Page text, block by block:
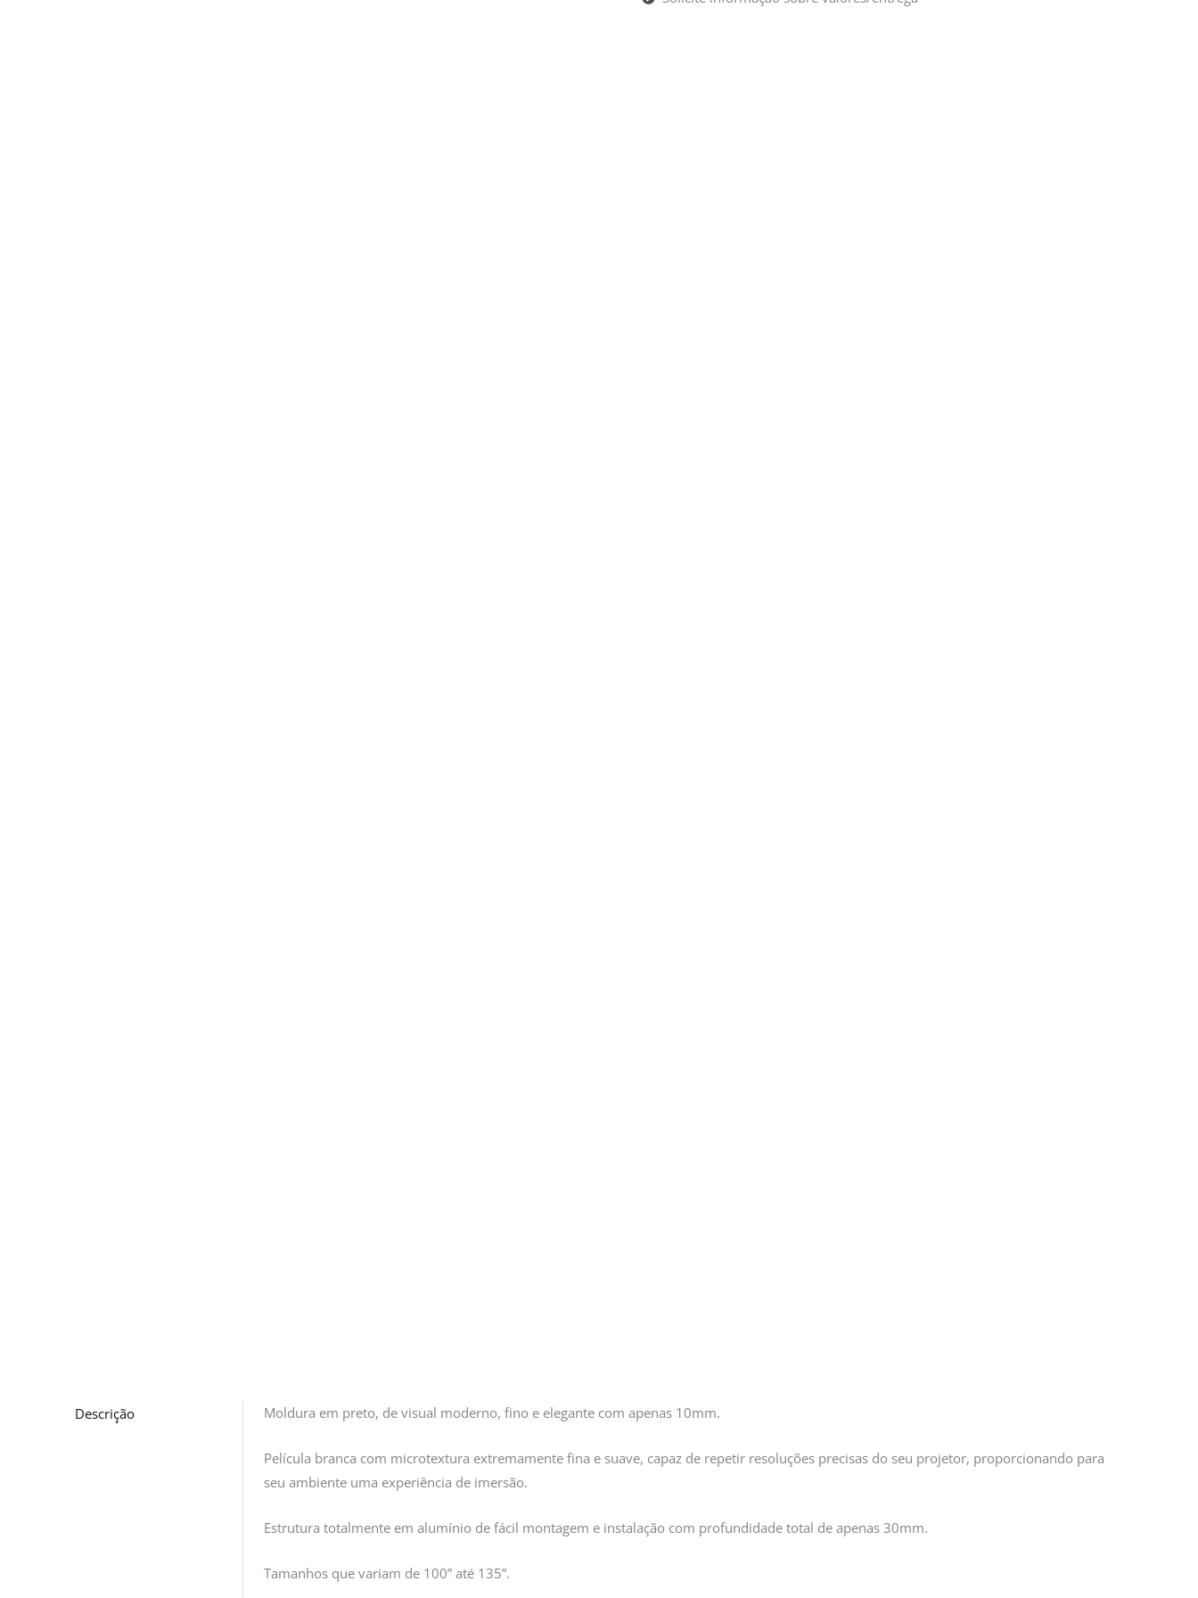
Descrição Moldura em preto, de visual moderno, fino e elegante com apenas 10mm.
Película branca com microtextura extremamente fina e suave, capaz de repetir resoluções precisas do seu projetor, proporcionando para
seu ambiente uma experiência de imersão.
Estrutura totalmente em alumínio de fácil montagem e instalação com profundidade total de apenas 30mm.
Tamanhos que variam de 100” até 135”.